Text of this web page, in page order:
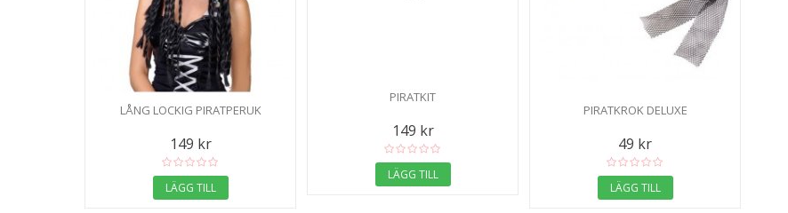
LÅNG LOCKIG PIRATPERUK
149 kr
LÄGG TILL
PIRATKIT
149 kr
LÄGG TILL
PIRATKROK DELUXE
49 kr
LÄGG TILL